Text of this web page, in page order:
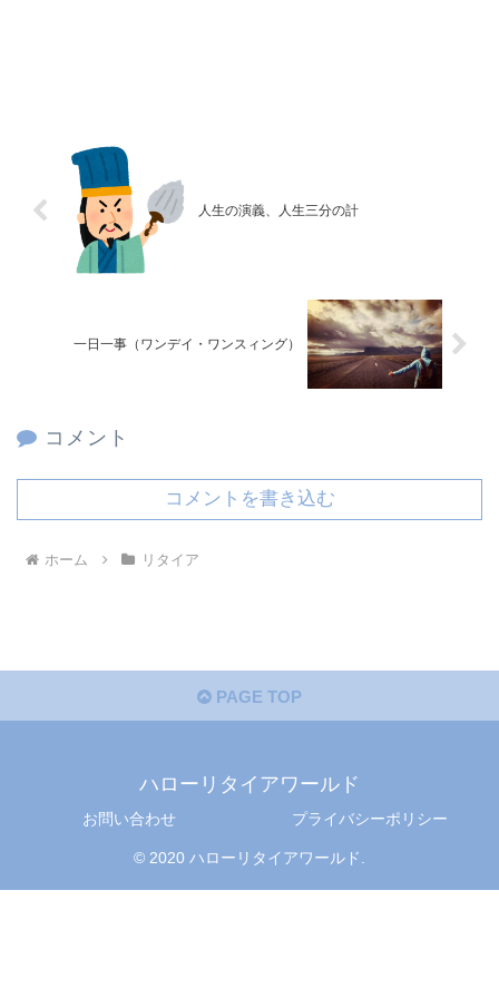
人生の演義、人生三分の計
一日一事（ワンデイ・ワンスィング）
コメント
コメントを書き込む
ホーム リタイア
PAGE TOP
ハローリタイアワールド
お問い合わせ プライバシーポリシー
© 2020 ハローリタイアワールド.